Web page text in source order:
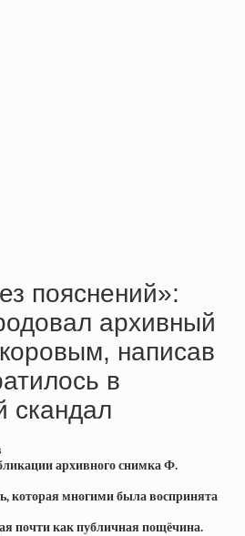
пояснений»:
архивный
написав
в
скандал
архивного снимка Ф.
которая многими была воспринята
почти как публичная пощёчина.